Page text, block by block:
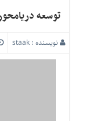
توسعه
نویسنده :staak